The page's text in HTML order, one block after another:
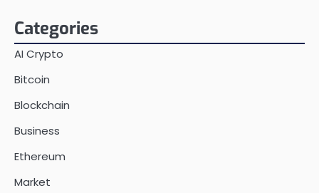
Categories
AI Crypto
Bitcoin
Blockchain
Business
Ethereum
Market